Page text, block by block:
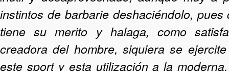
instintos de barbarie deshaciéndolo,
tiene su merito y halaga, como
creadora del hombre, siquiera se
este sport y esta utilización a la